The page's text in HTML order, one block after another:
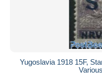
Yugoslavia 1918 15F,